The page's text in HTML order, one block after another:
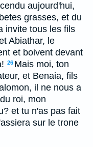
aujourd'hui,
grasses, et du
invite tous les fils
Abiathar, le
et boivent devant
26 Mais moi, ton
et Benaia, fils
il ne nous a
roi, mon
et tu n'as pas fait
sur le trone